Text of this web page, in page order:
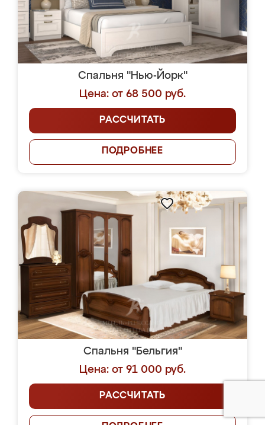
Спальня "Нью-Йорк"
Цена: от 68 500 руб.
РАССЧИТАТЬ
ПОДРОБНЕЕ
Спальня "Бельгия"
Цена: от 91 000 руб.
РАССЧИТАТЬ